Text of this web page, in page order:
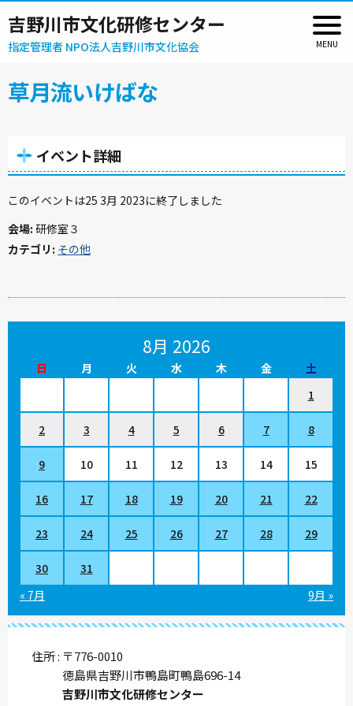
吉野川市文化研修センター
指定管理者 NPO法人吉野川市文化協会
草月流いけばな
イベント詳細
このイベントは25 3月 2023に終了しました
会場: 研修室３
カテゴリ: その他
8月 2026
日 月 火 水 木 金
土
1
2 3 4 5 6 7 8
9 10 11 12 13 14 15
16 17 18 19 20 21 22
23 24 25 26 27 28 29
30
31
« 7月
9月 »
住所 〒776-0010
徳島県吉野川市鴨島町鴨島696-14
吉野川市文化研修センター